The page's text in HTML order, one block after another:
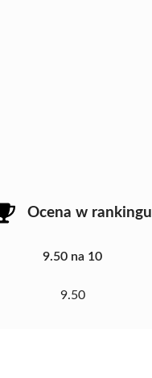
Ocena w rankingu
9.50 na 10
9.50